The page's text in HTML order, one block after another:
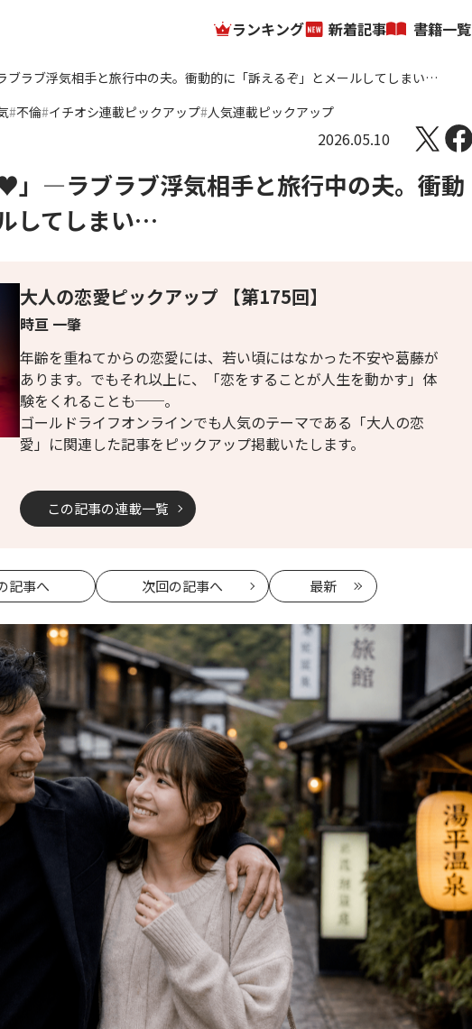
ランキング 新着記事 書籍一覧
ブラブ浮気相手と旅行中の夫。衝動的に「訴えるぞ」とメールしてしまい…
不倫 イチオシ連載ピックアップ 人気連載ピックアップ
2026.05.10
♥」―ラブラブ浮気相手と旅行中の夫。衝動
してしまい…
大人の恋愛ピックアップ 【第175回】
時亘 一肇
年齢を重ねてからの恋愛には、若い頃にはなかった不安や葛藤が
あります。でもそれ以上に、「恋をすることが人生を動かす」体
験をくれることも──。
ゴールドライフオンラインでも人気のテーマである「大人の恋
愛」に関連した記事をピックアップ掲載いたします。
この記事の連載一覧
記事へ 次回の記事へ 最新